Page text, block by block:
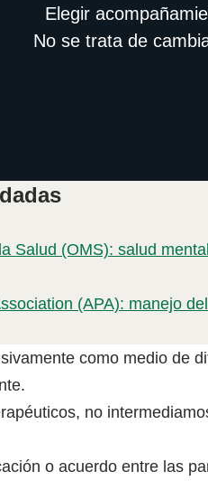
Elegir
No se trata de
Salud (OMS): salud
(APA): manejo
como medio de
no
o acuerdo entre las